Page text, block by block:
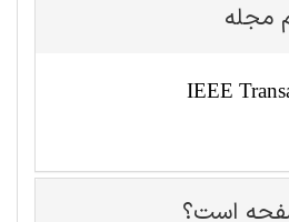
مجله
IEEE
است؟